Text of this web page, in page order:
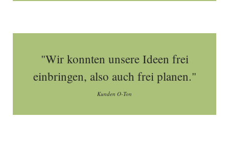
"Wir konnten unsere Ideen frei
einbringen, also auch frei planen."
Kunden O-Ton